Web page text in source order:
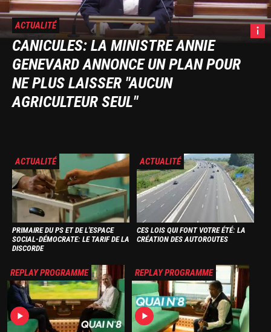
ACTUALITÉ
CANICULES: LA MINISTRE ANNIE
GENEVARD ANNONCE UN PLAN POUR
NE PLUS LAISSER "AUCUN
AGRICULTEUR SEUL"
Image
ACTUALITÉ
PRIMAIRE DU PS ET DE L'ESPACE
SOCIAL-DÉMOCRATE: LE TARIF DE LA
DISCORDE
Image
ACTUALITÉ
CES LOIS QUI FONT VOTRE ÉTÉ: LA
CRÉATION DES AUTOROUTES
Image
REPLAY PROGRAMME Image
REPLAY PROGRAMME